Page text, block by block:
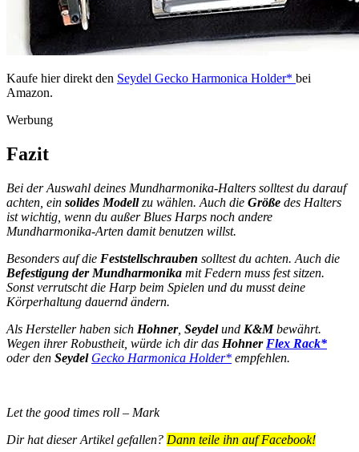
Kaufe hier direkt den Seydel Gecko Harmonica Holder* bei
Amazon.
Werbung
Fazit
Bei der Auswahl deines Mundharmonika-Halters solltest du darauf
achten, ein solides Modellzu wählen. Auch die Größe des Halters
ist wichtig, wenn du außer Blues Harps noch andere
Mundharmonika-Arten damit benutzen willst.
Besonders auf die Feststellschrauben solltest du achten. Auch die
Befestigung der Mundharmonika mit Federn muss fest sitzen.
Sonst verrutscht die Harp beim Spielen und du musst deine
Körperhaltung dauernd ändern.
Als Hersteller haben sich Hohner, Seydelund K&Mbewährt.
Wegen ihrer Robustheit, würde ich dir das Hohner Flex Rack*
oder den Seydel Gecko Harmonica Holder* empfehlen.
Let the good times roll – Mark
Dir hat dieser Artikel gefallen? Dann teile ihn auf Facebook!